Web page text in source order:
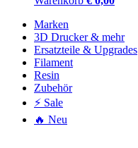
Marken
3D Drucker & mehr
Ersatzteile & Upgrades
Filament
Resin
Zubehör
⚡ Sale
🔥 Neu